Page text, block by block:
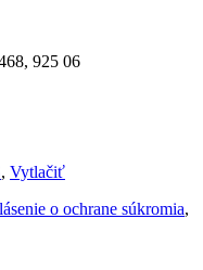
925 06
, Vytlačiť
o ochrane súkromia,